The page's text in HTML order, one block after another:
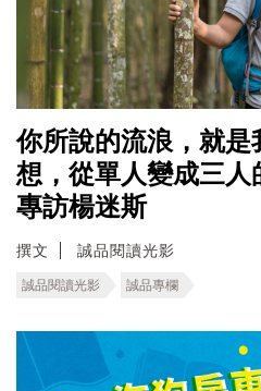
你所說的流浪，就是
想，從單人變成三
專訪楊迷斯
撰文 誠品閱讀光影
誠品閱讀光影 誠品專欄